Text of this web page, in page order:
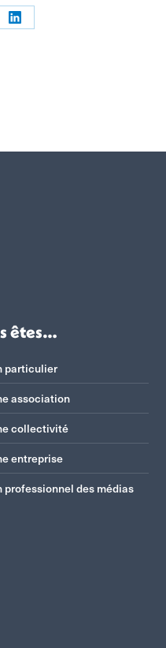
Partager
êtes…
particulier
association
collectivité
entreprise
professionnel des médias